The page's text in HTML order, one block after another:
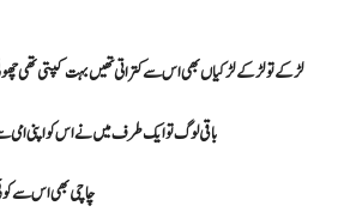
لڑکے تو لڑکے لڑکیاں بھی اس سے کتراتی تھیں بہت کپتی تھی
باقی لوگ تو ایک طرف میں نے اس کو اپنی امی
چاچی بھی اس سے